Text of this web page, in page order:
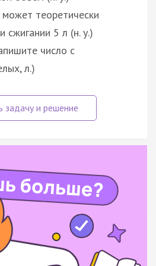
может теоретически
сжигании 5 л (н. у.)
число с
л.)